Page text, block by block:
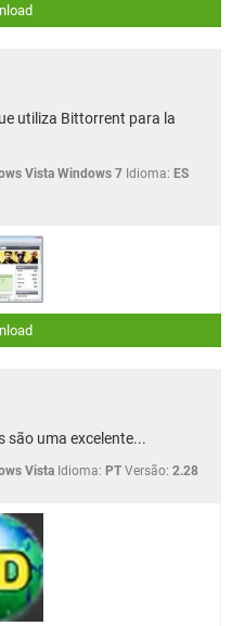
utiliza Bittorrent para la
Vista Windows 7 Idioma: ES
são uma excelente...
Vista Idioma: PT Versão: 2.28